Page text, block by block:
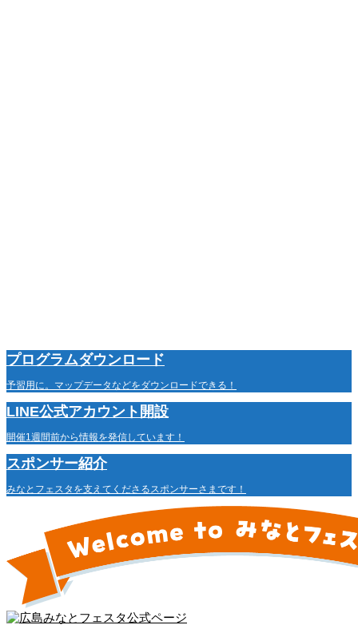
プログラムダウンロード
予習用に。マップデータなどをダウンロードできる！
LINE公式アカウント開設
開催1週間前から情報を発信しています！
スポンサー紹介
みなとフェスタを支えてくださるスポンサーさまです！